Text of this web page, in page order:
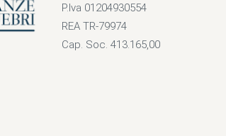
P.Iva 01204930554
REA TR-79974
Cap. Soc. 413.165,00